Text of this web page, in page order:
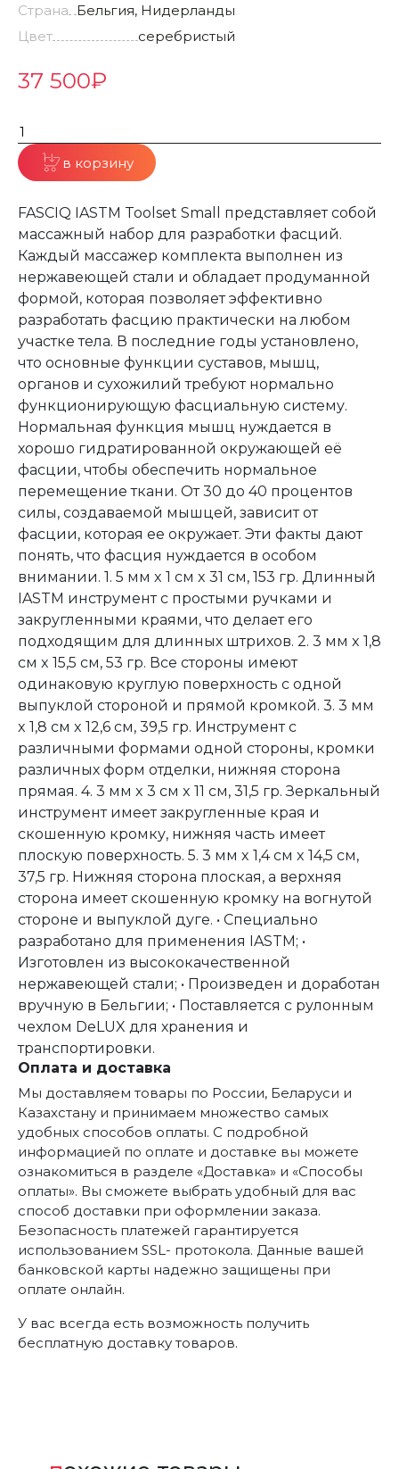
Страна Бельгия, Нидерланды
Цвет
серебристый
37 500₽
в корзину
FASCIQ IASTM Toolset Small представляет собой
массажный набор для разработки фасций.
Каждый массажер комплекта выполнен из
нержавеющей стали и обладает продуманной
формой, которая позволяет эффективно
разработать фасцию практически на любом
участке тела. В последние годы установлено,
что основные функции суставов, мышц,
органов и сухожилий требуют нормально
функционирующую фасциальную систему.
Нормальная функция мышц нуждается в
хорошо гидратированной окружающей её
фасции, чтобы обеспечить нормальное
перемещение ткани. От 30 до 40 процентов
силы, создаваемой мышцей, зависит от
фасции, которая ее окружает. Эти факты дают
понять, что фасция нуждается в особом
внимании. 1. 5 мм x 1 см x 31 см, 153 гр. Длинный
IASTM инструмент с простыми ручками и
закругленными краями, что делает его
подходящим для длинных штрихов. 2. 3 мм x 1,8
см x 15,5 см, 53 гр. Все стороны имеют
одинаковую круглую поверхность с одной
выпуклой стороной и прямой кромкой. 3. 3 мм
x 1,8 см x 12,6 см, 39,5 гр. Инструмент с
различными формами одной стороны, кромки
различных форм отделки, нижняя сторона
прямая. 4. 3 мм x 3 см x 11 см, 31,5 гр. Зеркальный
инструмент имеет закругленные края и
скошенную кромку, нижняя часть имеет
плоскую поверхность. 5. 3 мм x 1,4 см x 14,5 см,
37,5 гр. Нижняя сторона плоская, а верхняя
сторона имеет скошенную кромку на вогнутой
стороне и выпуклой дуге. • Специально
разработано для применения IASTM; •
Изготовлен из высококачественной
нержавеющей стали; • Произведен и доработан
вручную в Бельгии; • Поставляется с рулонным
чехлом DeLUX для хранения и
транспортировки.
Оплата и доставка
Мы доставляем товары по России, Беларуси и
Казахстану и принимаем множество самых
удобных способов оплаты. С подробной
информацией по оплате и доставке вы можете
ознакомиться в разделе «Доставка» и «Способы
оплаты». Вы сможете выбрать удобный для вас
способ доставки при оформлении заказа.
Безопасность платежей гарантируется
использованием SSL- протокола. Данные вашей
банковской карты надежно защищены при
оплате онлайн.
У вас всегда есть возможность получить
бесплатную доставку товаров.